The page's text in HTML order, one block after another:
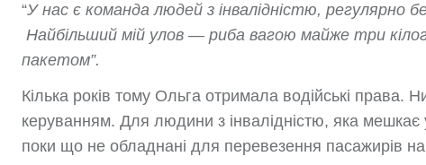
“У нас є команда людей з інвалідністю, регулярно
Найбільший мій улов — риба вагою майже три
пакетом”.
Кілька років тому Ольга отримала водійські
керуванням. Для людини з інвалідністю, яка мешкає
поки що не обладнані для перевезення пасажирів на